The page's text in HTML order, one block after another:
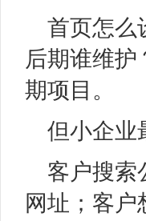
首页怎么
后期谁维
期项目。
但小企业
客户搜索
网址；客